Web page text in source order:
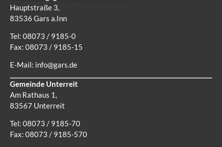
Hauptstraße 3,
83536 Gars a.Inn
Tel: 08073 / 9185-0
Fax: 08073 / 9185-15
E-Mail: info@gars.de
Gemeinde Unterreit
Am Rathaus 1,
83567 Unterreit
Tel: 08073 / 9185-70
Fax: 08073 / 9185-570